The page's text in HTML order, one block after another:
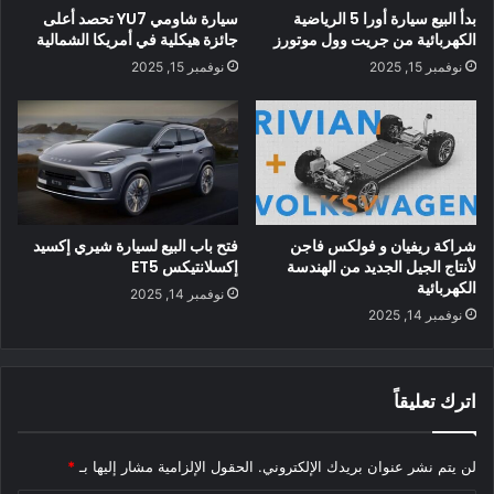
مدى السيارة الكهربائية QQ Ant Z
P1؟
بدأ البيع سيارة أورا 5 الرياضية
الكهربائية من جريت وول موتورز
نوفمبر 15, 2025
سيارة شاومي YU7 تحصد أعلى
جائزة هيكلية في أمريكا الشمالية
نوفمبر 15, 2025
شراكة ريفيان و فولكس فاجن
لأنتاج الجيل الجديد من الهندسة
الكهربائية
نوفمبر 14, 2025
فتح باب البيع لسيارة شيري إكسيد
إكسلانتيكس ET5
نوفمبر 14, 2025
اترك تعليقاً
لن يتم نشر عنوان بريدك الإلكتروني. الحقول الإلزامية مشار إليها بـ *